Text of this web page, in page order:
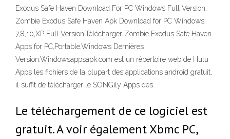
Exodus Safe Haven Download For PC Windows Full Version.
Zombie Exodus Safe Haven Apk Download for PC Windows
7,8,10,XP Full Version.Télécharger Zombie Exodus Safe Haven
Apps for PC,Portable,Windows Dernières
Version.Windowsappsapk.com est un répertoire web de Hulu
Apps les fichiers de la plupart des applications android gratuit,
il suffit de télécharger le SONGily Apps des
Le téléchargement de ce logiciel est
gratuit. A voir également Xbmc PC,